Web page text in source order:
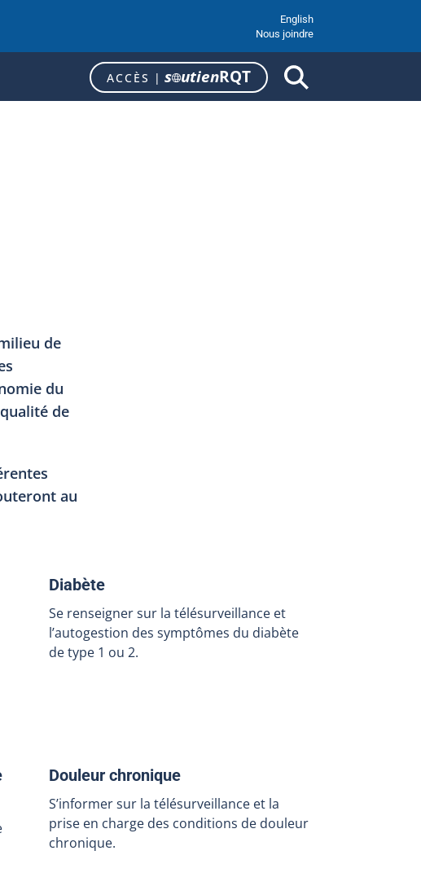
English
Nous joindre
ACCÈS | s utienRQT
de
du
de
au
Diabète
Se renseigner sur la télésurveillance et
l’autogestion des symptômes du diabète
de type 1 ou 2.
Douleur chronique
S’informer sur la télésurveillance et la
prise en charge des conditions de douleur
chronique.